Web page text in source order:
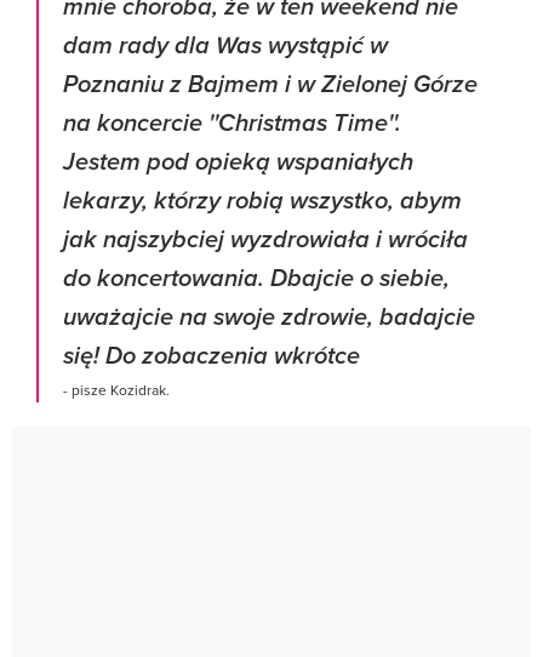
mnie choroba, że w ten weekend nie
dam rady dla Was wystąpić w
Poznaniu z Bajmem i w Zielonej Górze
na koncercie ''Christmas Time''.
Jestem pod opieką wspaniałych
lekarzy, którzy robią wszystko, abym
jak najszybciej wyzdrowiała i wróciła
do koncertowania. Dbajcie o siebie,
uważajcie na swoje zdrowie, badajcie
się! Do zobaczenia wkrótce
- pisze Kozidrak.